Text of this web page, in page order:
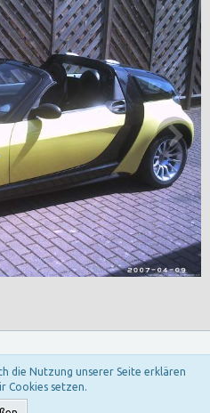
WoltLab Suite™ 3.1.29
die Nutzung unserer Seite erklären
Cookies setzen.